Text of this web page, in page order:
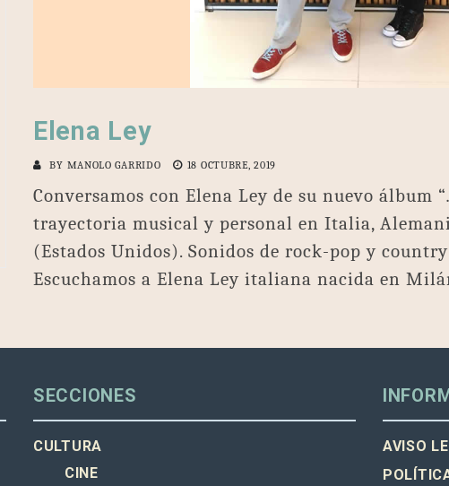
Elena Ley
BY MANOLO GARRIDO 18 OCTUBRE, 2019
Conversamos con Elena Ley de su nuevo álbum
trayectoria musical y personal en Italia,
(Estados Unidos). Sonidos de rock-pop y
Escuchamos a Elena Ley italiana nacida en
SECCIONES
CULTURA
CINE
AVISO